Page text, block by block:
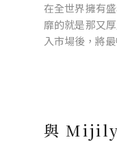
在全世界擁有
靡的就是那又
入市場後，將
與 Mijily